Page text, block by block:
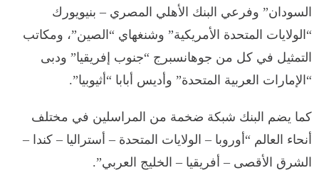
السودان” وفرعي البنك الأهلي المصري – بنيويورك
“الولايات المتحدة الأمريكية” وشنغهاي “الصين”، ومكاتب
التمثيل في كل من جوهانسبرج “جنوب إفريقيا” ودبى
“الإمارات العربية المتحدة” وأديس أبابا “أثيوبيا”.
كما يضم البنك شبكة ضخمة من المراسلين في مختلف
أنحاء العالم “أوروبا – الولايات المتحدة – أستراليا – كندا –
الشرق الأقصى – أفريقيا – الخليج العربي”.